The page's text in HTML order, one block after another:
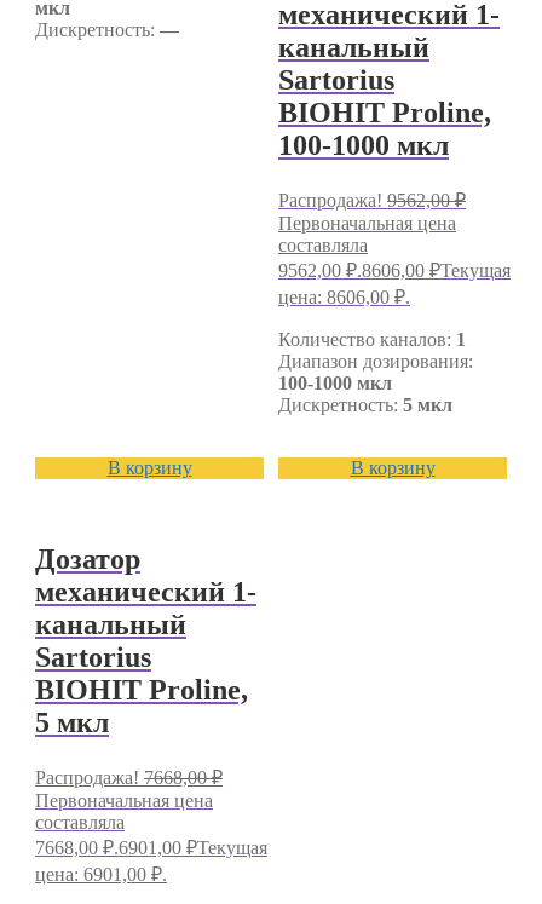
мкл
Дискретность: —
В корзину
механический 1-
канальный
Sartorius
BIOHIT Proline,
100-1000 мкл
Распродажа! 9562,00₽
Первоначальная цена
составляла
9562,00 ₽.8606,00 ₽Текущая
цена: 8606,00 ₽.
Количество каналов: 1
Диапазон дозирования:
100-1000 мкл
Дискретность: 5 мкл
В корзину
Дозатор
механический 1-
канальный
Sartorius
BIOHIT Proline,
5 мкл
Распродажа! 7668,00₽
Первоначальная цена
составляла
7668,00 ₽.6901,00 ₽Текущая
цена: 6901,00 ₽.